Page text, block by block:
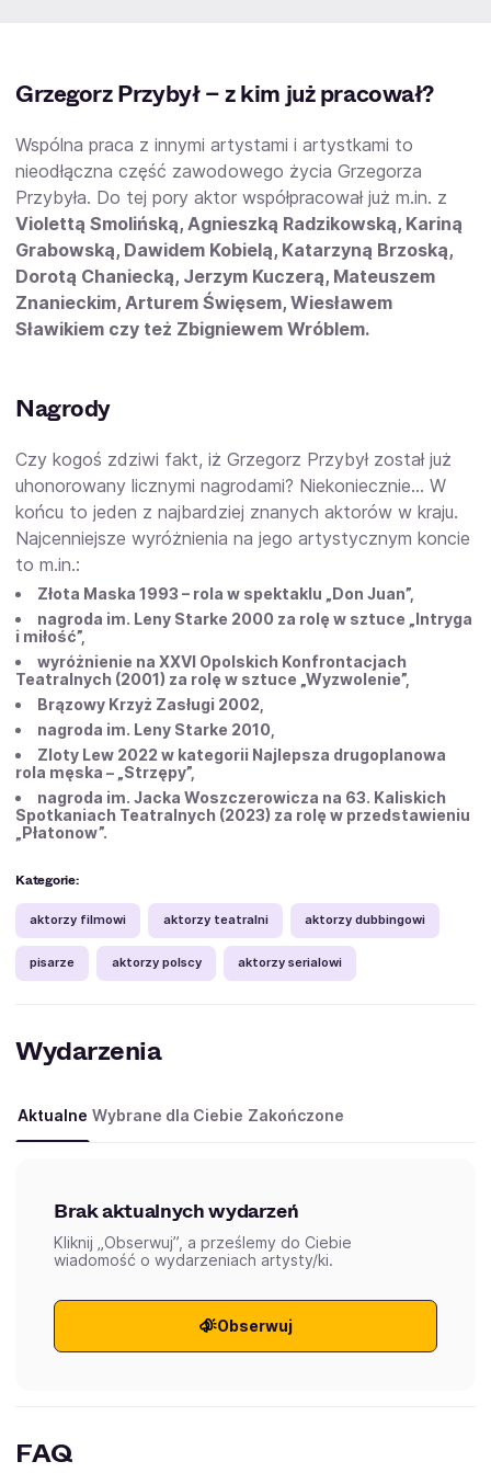
Grzegorz Przybył – z kim już pracował?
Wspólna praca z innymi artystami i artystkami to
nieodłączna część zawodowego życia Grzegorza
Przybyła. Do tej pory aktor współpracował już m.in. z
Violettą Smolińską, Agnieszką Radzikowską, Kariną
Grabowską, Dawidem Kobielą, Katarzyną Brzoską,
Dorotą Chaniecką, Jerzym Kuczerą, Mateuszem
Znanieckim, Arturem Święsem, Wiesławem
Sławikiem czy też Zbigniewem Wróblem.
Nagrody
Czy kogoś zdziwi fakt, iż Grzegorz Przybył został już
uhonorowany licznymi nagrodami? Niekoniecznie… W
końcu to jeden z najbardziej znanych aktorów w kraju.
Najcenniejsze wyróżnienia na jego artystycznym koncie
to m.in.:
Złota Maska 1993 – rola w spektaklu „Don Juan”,
nagroda im. Leny Starke 2000 za rolę w sztuce „Intryga
i miłość”,
wyróżnienie na XXVI Opolskich Konfrontacjach
Teatralnych (2001) za rolę w sztuce „Wyzwolenie”,
Brązowy Krzyż Zasługi 2002,
nagroda im. Leny Starke 2010,
Zloty Lew 2022 w kategorii Najlepsza drugoplanowa
rola męska – „Strzępy”,
nagroda im. Jacka Woszczerowicza na 63. Kaliskich
Spotkaniach Teatralnych (2023) za rolę w przedstawieniu
„Płatonow”.
Kategorie:
aktorzy filmowi aktorzy teatralni aktorzy dubbingowi
pisarze aktorzy polscy aktorzy serialowi
Wydarzenia
Aktualne Wybrane dla Ciebie Zakończone
Brak aktualnych wydarzeń
Kliknij „Obserwuj”, a prześlemy do Ciebie
wiadomość o wydarzeniach artysty/ki.
Obserwuj
FAQ